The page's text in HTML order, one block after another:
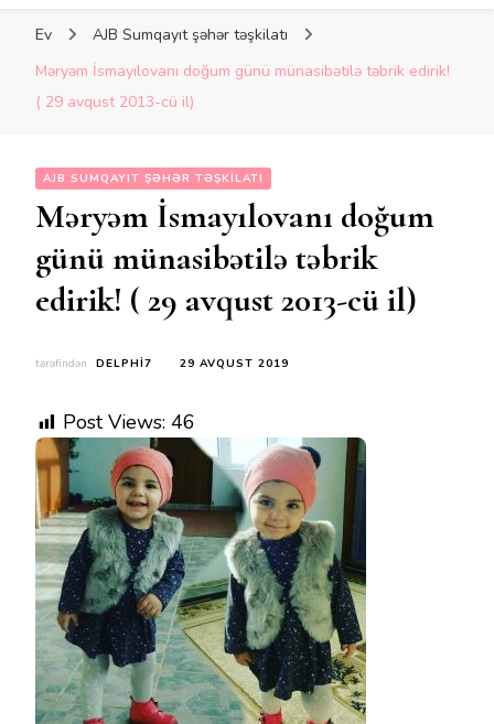
Ev
AJB Sumqayıt şəhər təşkilatı
Məryəm İsmayılovanı doğum günü münasibətilə təbrik edirik!
( 29 avqust 2013-cü il)
AJB SUMQAYIT ŞƏHƏR TƏŞKILATI
Məryəm İsmayılovanı doğum
günü münasibətilə təbrik
edirik! ( 29 avqust 2013-cü il)
tərəfindən DELPHI7 29 AVQUST 2019
Post Views: 46